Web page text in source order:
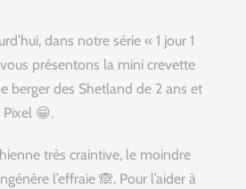
dans notre série « 1 jour 1
présentons la mini crevette
berger des Shetland de 2 ans et
Pixel 😁.
très craintive, le moindre
l’effraie 🙈. Pour l’aider à